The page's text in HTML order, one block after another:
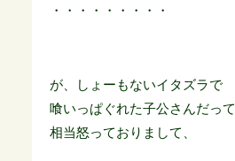
・・・・・・・・・
が、しょーもないイタズラで
喰いっぱぐれた子公さんだって
相当怒っておりまして、